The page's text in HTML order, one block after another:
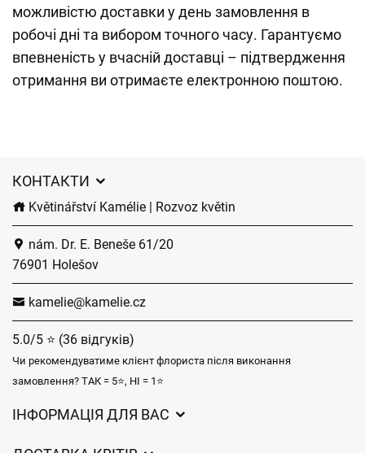
можливістю доставки у день замовлення в
робочі дні та вибором точного часу. Гарантуємо
впевненість у вчасній доставці – підтвердження
отримання ви отримаєте електронною поштою.
КОНТАКТИ
Květinářství Kamélie | Rozvoz květin
nám. Dr. E. Beneše 61/20
76901 Holešov
kamelie@kamelie.cz
5.0/5 ⭐ (36 відгуків)
Чи рекомендуватиме клієнт флориста після виконання
замовлення? ТАК = 5⭐, НІ = 1⭐
ІНФОРМАЦІЯ ДЛЯ ВАС